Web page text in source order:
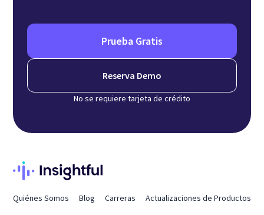
Prueba Gratis
Reserva Demo
No se requiere tarjeta de crédito
Quiénes Somos Blog Carreras Actualizaciones de Productos